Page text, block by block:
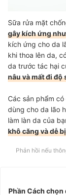
Sữa rửa mặt
gây kích ứng
kích ứng cho da
khi thoa lên da,
da trước tác hại
nâu và mất đi độ
Các sản phẩm
dùng cho da lão
làm làn da của
khô căng và dễ
Phản hồi nếu
Phần Cách